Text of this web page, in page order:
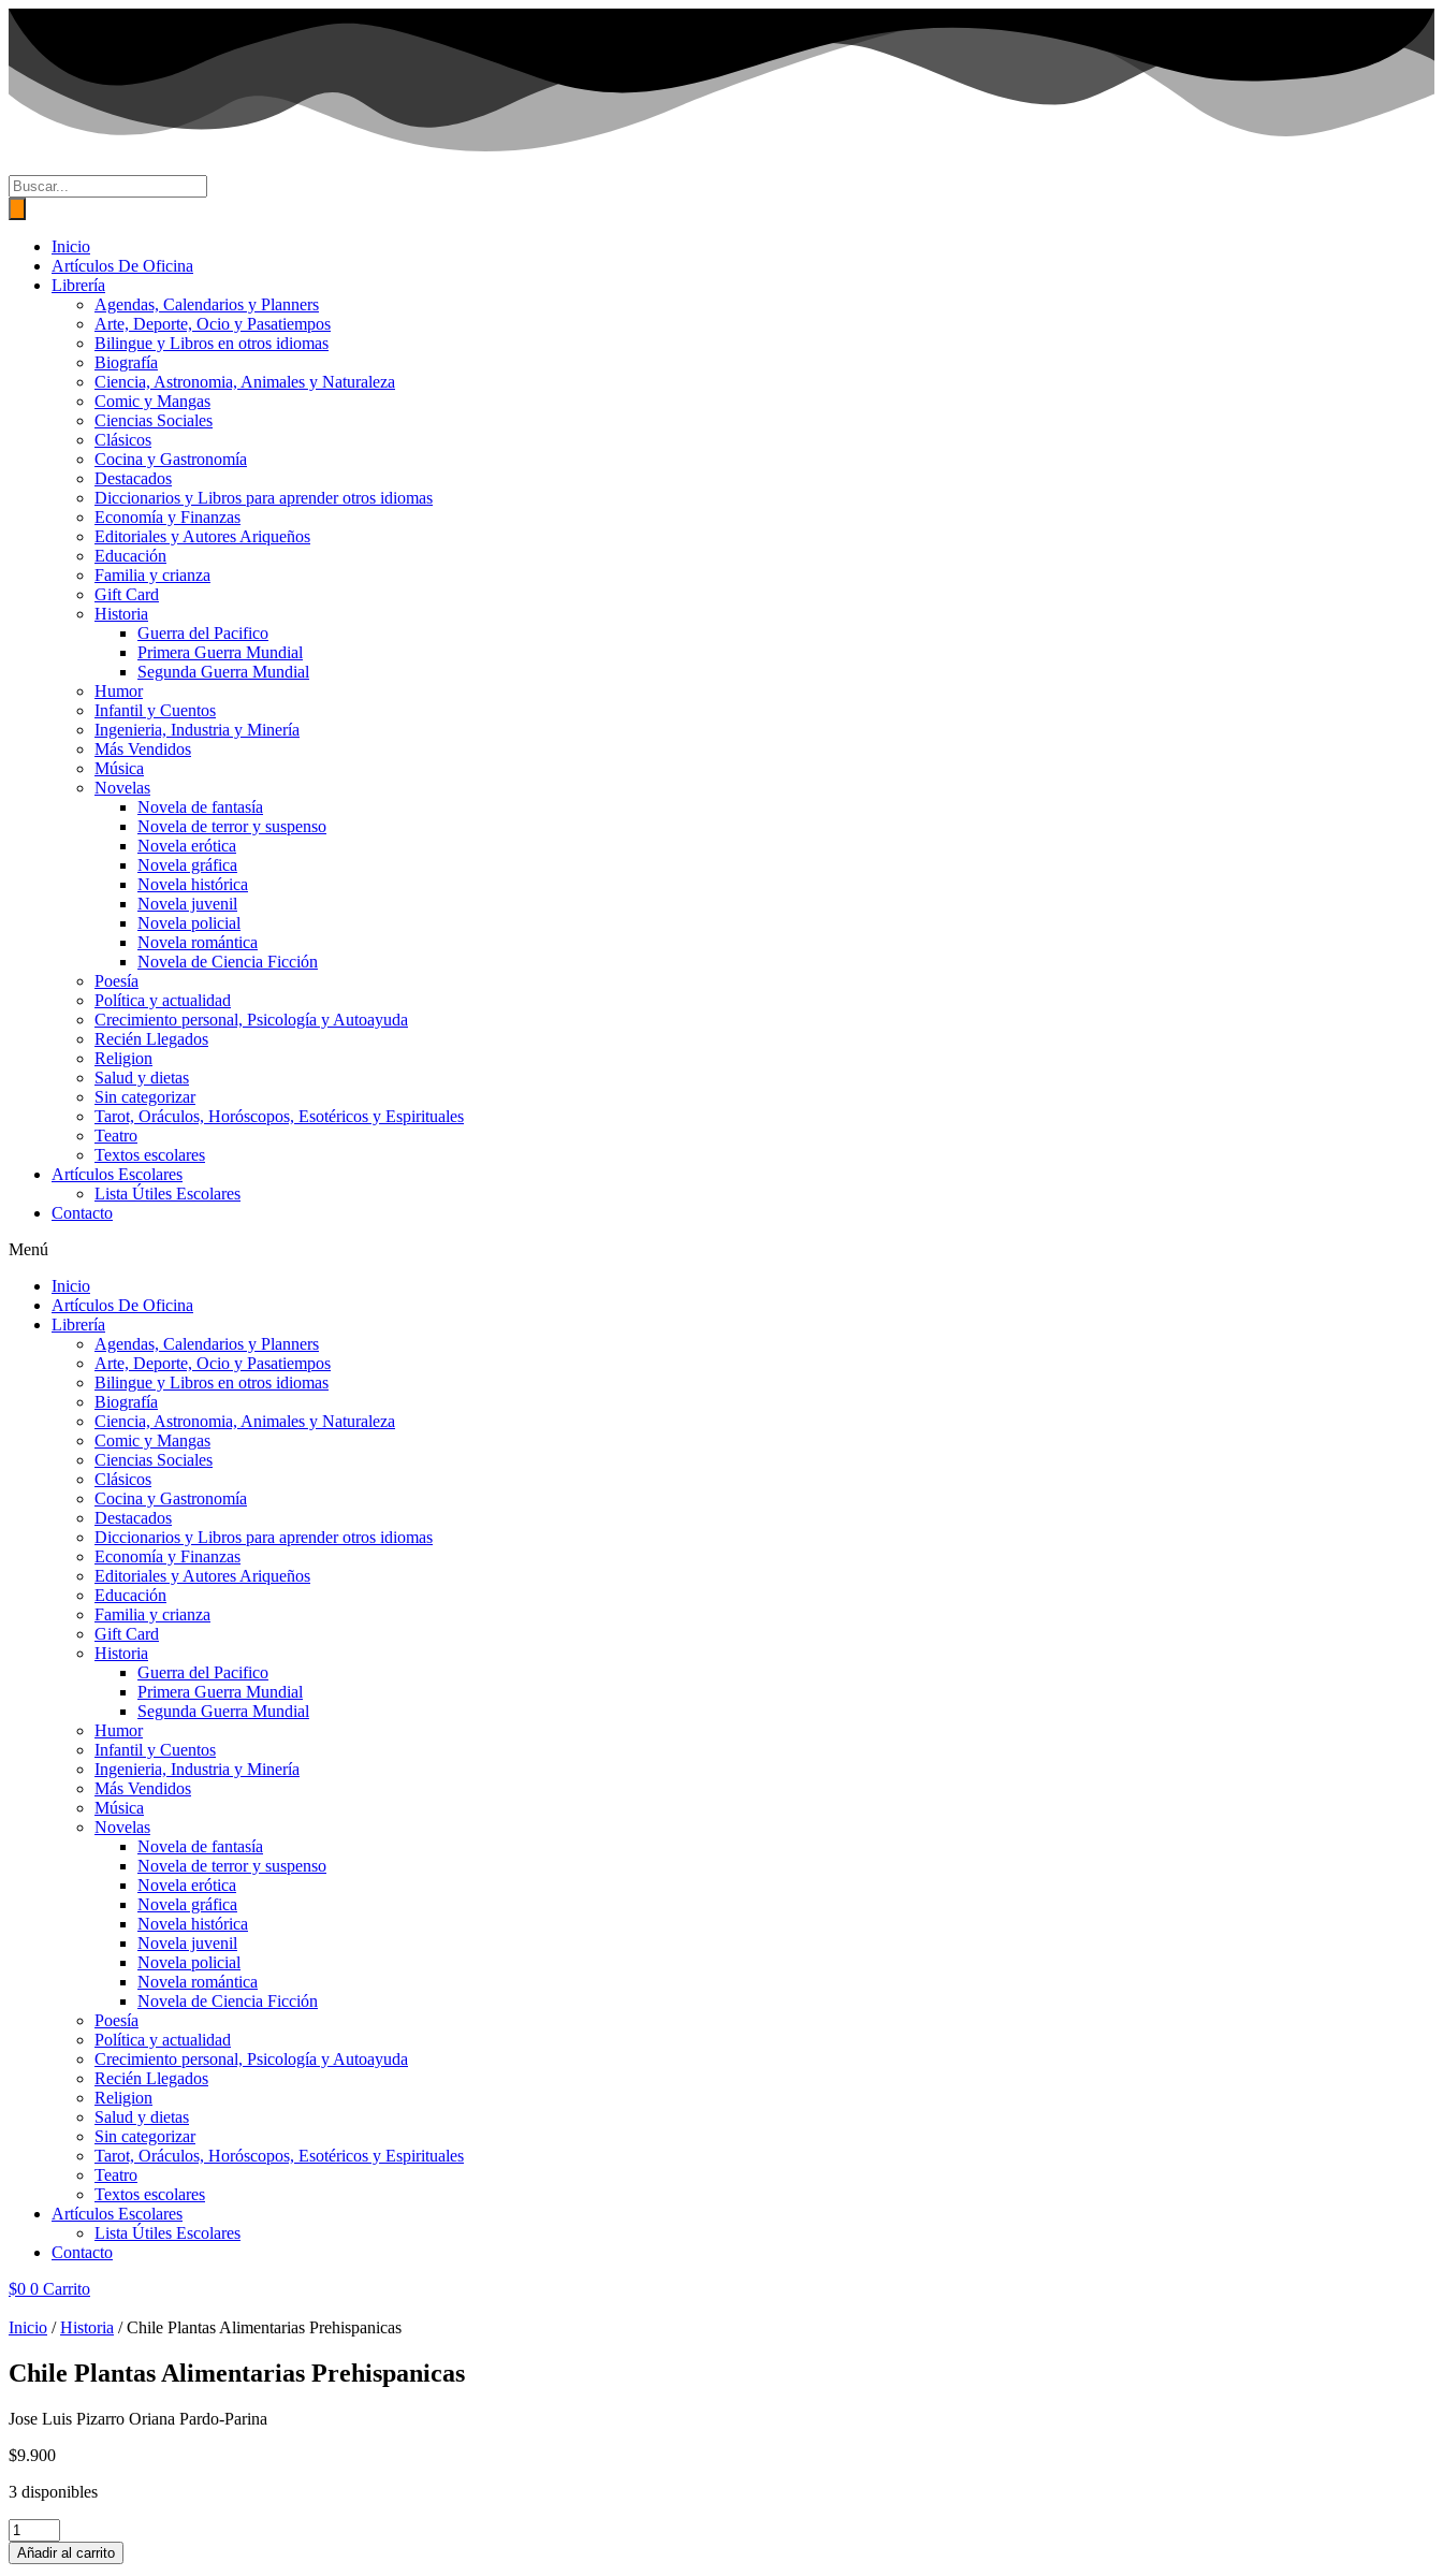
Ir
contenido
Búsqueda
de
productos
Inicio
Artículos De Oficina
Librería
Agendas, Calendarios y Planners
Arte, Deporte, Ocio y Pasatiempos
Bilingue y Libros en otros idiomas
Biografía
Ciencia, Astronomia, Animales y Naturaleza
Comic y Mangas
Ciencias Sociales
Clásicos
Cocina y Gastronomía
Destacados
Diccionarios y Libros para aprender otros idiomas
Economía y Finanzas
Editoriales y Autores Ariqueños
Educación
Familia y crianza
Gift Card
Historia
Guerra del Pacifico
Primera Guerra Mundial
Segunda Guerra Mundial
Humor
Infantil y Cuentos
Ingenieria, Industria y Minería
Más Vendidos
Música
Novelas
Novela de fantasía
Novela de terror y suspenso
Novela erótica
Novela gráfica
Novela histórica
Novela juvenil
Novela policial
Novela romántica
Novela de Ciencia Ficción
Poesía
Política y actualidad
Crecimiento personal, Psicología y Autoayuda
Recién Llegados
Religion
Salud y dietas
Sin categorizar
Tarot, Oráculos, Horóscopos, Esotéricos y Espirituales
Teatro
Textos escolares
Artículos Escolares
Lista Útiles Escolares
Contacto
Menú
Inicio
Artículos De Oficina
Librería
Agendas, Calendarios y Planners
Arte, Deporte, Ocio y Pasatiempos
Bilingue y Libros en otros idiomas
Biografía
Ciencia, Astronomia, Animales y Naturaleza
Comic y Mangas
Ciencias Sociales
Clásicos
Cocina y Gastronomía
Destacados
Diccionarios y Libros para aprender otros idiomas
Economía y Finanzas
Editoriales y Autores Ariqueños
Educación
Familia y crianza
Gift Card
Historia
Guerra del Pacifico
Primera Guerra Mundial
Segunda Guerra Mundial
Humor
Infantil y Cuentos
Ingenieria, Industria y Minería
Más Vendidos
Música
Novelas
Novela de fantasía
Novela de terror y suspenso
Novela erótica
Novela gráfica
Novela histórica
Novela juvenil
Novela policial
Novela romántica
Novela de Ciencia Ficción
Poesía
Política y actualidad
Crecimiento personal, Psicología y Autoayuda
Recién Llegados
Religion
Salud y dietas
Sin categorizar
Tarot, Oráculos, Horóscopos, Esotéricos y Espirituales
Teatro
Textos escolares
Artículos Escolares
Lista Útiles Escolares
Contacto
$0 0 Carrito
Inicio /Historia / Chile Plantas Alimentarias Prehispanicas
Chile Plantas Alimentarias Prehispanicas
Jose Luis Pizarro Oriana Pardo-Parina
$9.900
3 disponibles
Chile
Plantas
Alimentarias
Añadir al carrito